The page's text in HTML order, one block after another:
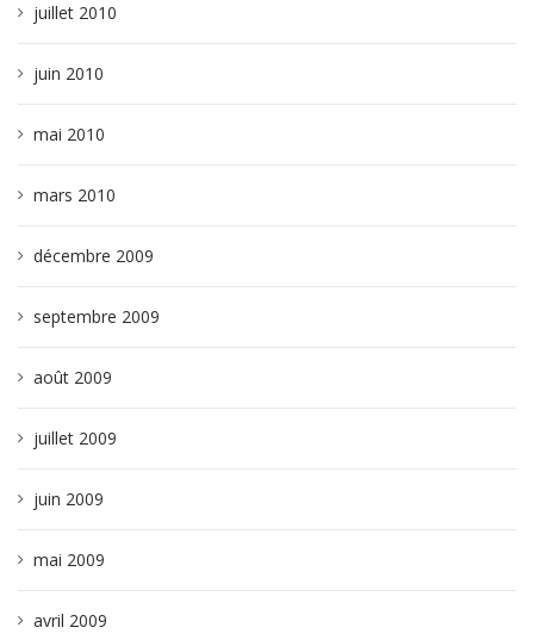
juillet 2010
juin 2010
mai 2010
mars 2010
décembre 2009
septembre 2009
août 2009
juillet 2009
juin 2009
mai 2009
avril 2009